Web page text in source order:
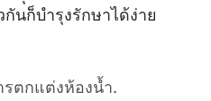
นก็บำรุงรักษาได้ง่าย
รตกแต่งห้องน้ำ.